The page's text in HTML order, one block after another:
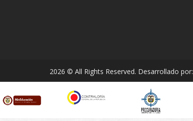
2026 © All Rights Reserved. Desarrollado por: